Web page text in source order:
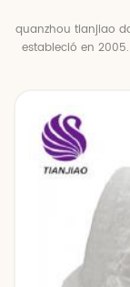
quanzhou tianjiao
estableció en